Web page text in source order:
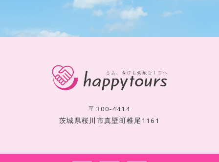
〒300-4414
茨城県桜川市真壁町椎尾1161